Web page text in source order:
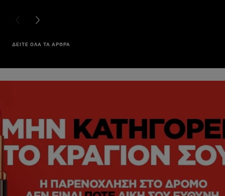
PREVIOUS CARD
NEXT CARD
ΔΕΙΤΕ ΟΛΑ ΤΑ ΑΡΘΡΑ